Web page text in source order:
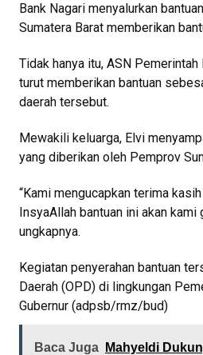
Bank Nagari menyalurkan
Sumatera Barat memberikan
Tidak hanya itu, ASN
turut memberikan bantuan
daerah tersebut.
Mewakili keluarga, Elvi
yang diberikan oleh Pemprov
“Kami mengucapkan terima
InsyaAllah bantuan ini akan
ungkapnya.
Kegiatan penyerahan bantuan
Daerah (OPD) di lingkungan
Gubernur (adpsb/rmz/bud)
Baca Juga Mahyeldi